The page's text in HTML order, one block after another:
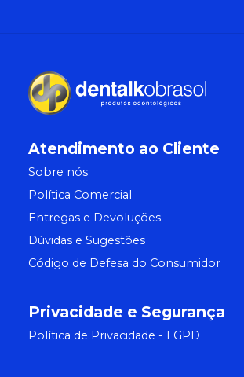
Atendimento ao Cliente
Sobre nós
Política Comercial
Entregas e Devoluções
Dúvidas e Sugestões
Código de Defesa do Consumidor
Privacidade e Segurança
Política de Privacidade - LGPD